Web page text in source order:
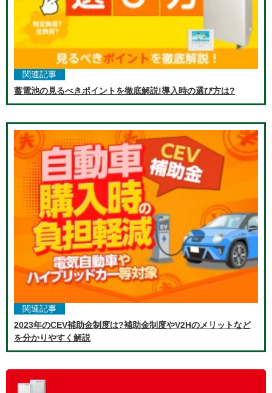
関連記事
蓄電池の見るべきポイントを徹底解説!導入時の選び方は?
関連記事
2023年のCEV補助金制度は?補助金制度やV2Hのメリットなど
を分かりやすく解説